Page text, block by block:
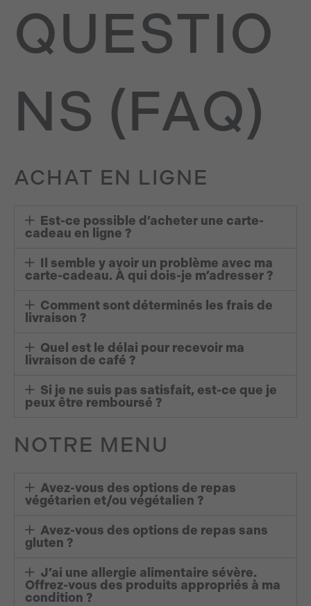
QUESTIO
NS (FAQ)
ACHAT EN LIGNE
Est-ce possible d’acheter une carte-
cadeau en ligne ?
Il semble y avoir un problème avec ma
carte-cadeau. À qui dois-je m’adresser ?
Comment sont déterminés les frais de
livraison ?
Quel est le délai pour recevoir ma
livraison de café ?
Si je ne suis pas satisfait, est-ce que je
peux être remboursé ?
NOTRE MENU
Avez-vous des options de repas
végétarien et/ou végétalien ?
Avez-vous des options de repas sans
gluten ?
J’ai une allergie alimentaire sévère.
Offrez-vous des produits appropriés à ma
condition ?